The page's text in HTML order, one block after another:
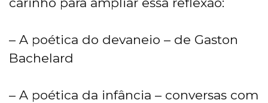
– A poética do devaneio – de Gaston
Bachelard
– A poética da infância – conversas com